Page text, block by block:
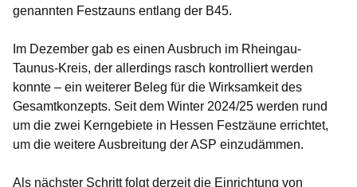
genannten Festzauns entlang der B45.
Im Dezember gab es einen Ausbruch im Rheingau-
Taunus-Kreis, der allerdings rasch kontrolliert werden
konnte – ein weiterer Beleg für die Wirksamkeit des
Gesamtkonzepts. Seit dem Winter 2024/25 werden rund
um die zwei Kerngebiete in Hessen Festzäune errichtet,
um die weitere Ausbreitung der ASP einzudämmen.
Als nächster Schritt folgt derzeit die Einrichtung von